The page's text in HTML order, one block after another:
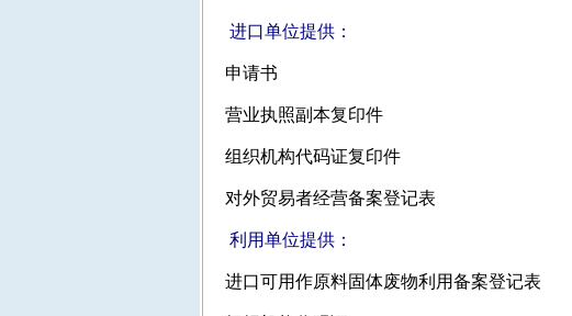
进口单位提供：
申请书
营业执照副本复印件
组织机构代码证复印件
对外贸易者经营备案登记表
利用单位提供：
进口可用作原料固体废物利用备案登记表